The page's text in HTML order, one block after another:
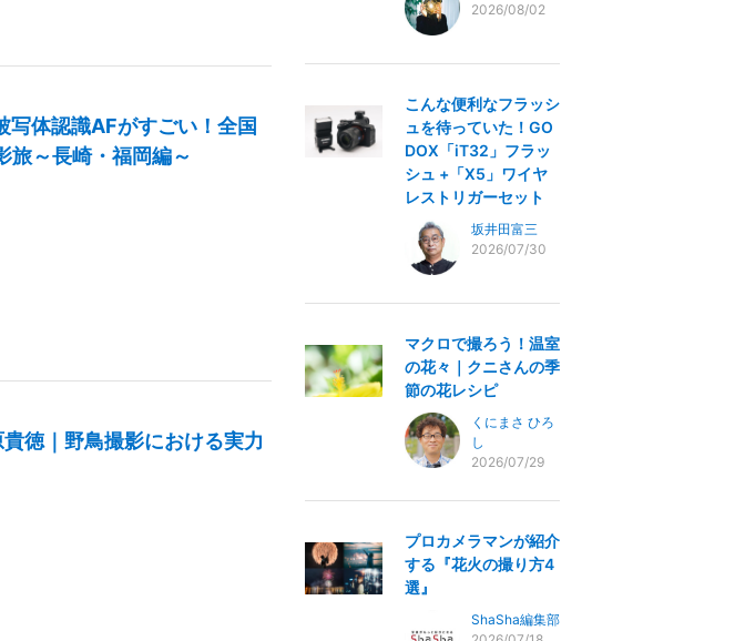
体認識AFがすごい！全国
旅～長崎・福岡編～
徳｜野鳥撮影における実力
2026/08/02
こんな便利なフラッシ
ュを待っていた！GO
DOX「iT32」フラッ
シュ +「X5」ワイヤ
レストリガーセット
坂井田富三
2026/07/30
マクロで撮ろう！温室
の花々｜クニさんの季
節の花レシピ
くにまさ ひろ
し
2026/07/29
プロカメラマンが紹介
する『花火の撮り方4
選』
ShaSha編集部